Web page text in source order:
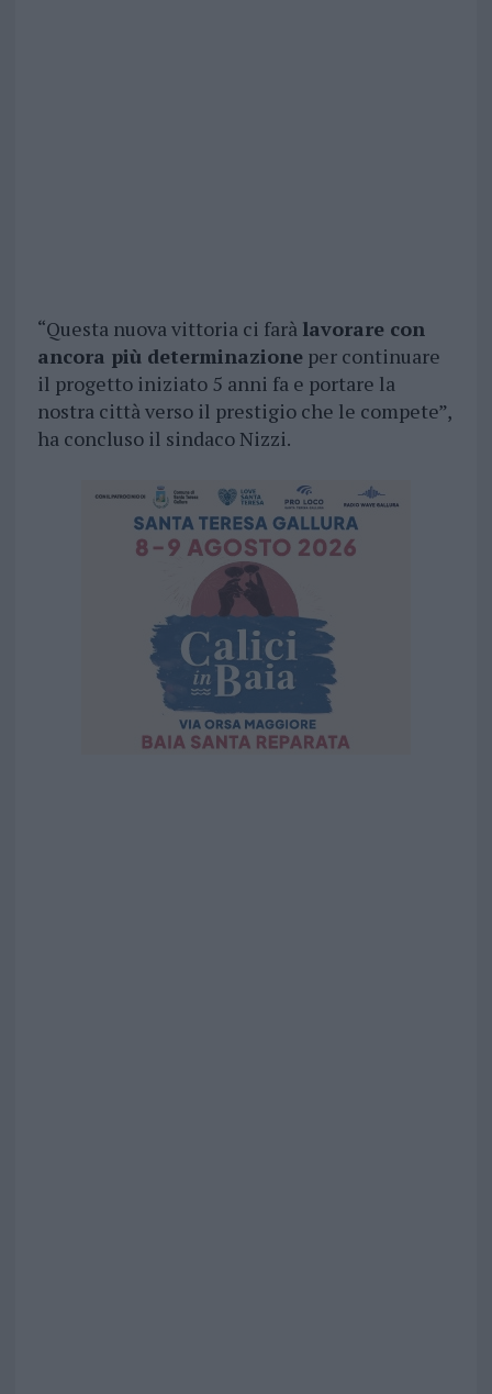
“Questa nuova vittoria ci farà lavorare con
ancora più determinazioneper continuare
il progetto iniziato 5 anni fa e portare la
nostra città verso il prestigio che le compete”,
ha concluso il sindaco Nizzi.